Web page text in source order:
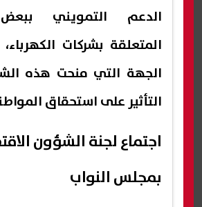
الدعم التمويني ببعض
المتعلقة بشركات
الجهة التي منحت هذه
التأثير على استحقاق
اجتماع لجنة الشؤون
بمجلس النواب